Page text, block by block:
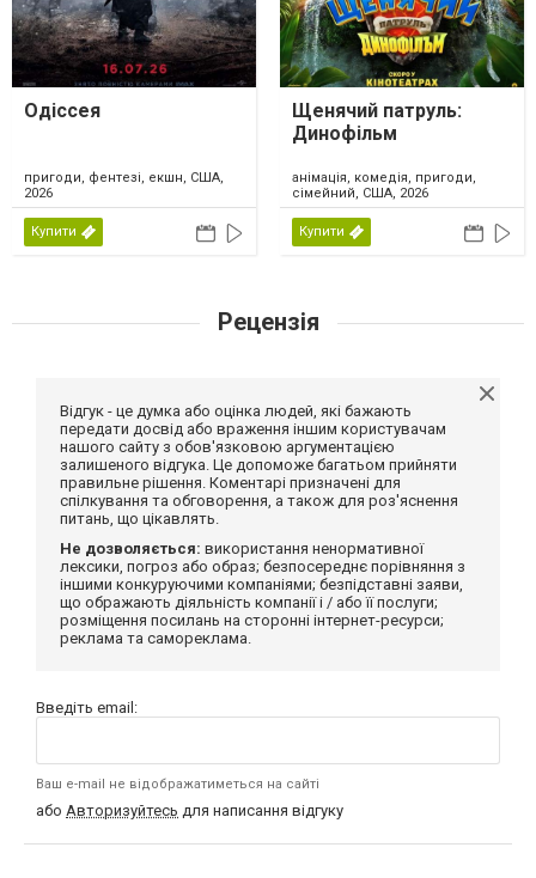
Одіссея
пригоди, фентезі, екшн, США,
2026
Купити
Щенячий патруль:
Динофільм
анімація, комедія, пригоди,
сімейний, США, 2026
Купити
Рецензія
Відгук - це думка або оцінка людей, які бажають
передати досвід або враження іншим користувачам
нашого сайту з обов'язковою аргументацією
залишеного відгука. Це допоможе багатьом прийняти
правильне рішення. Коментарі призначені для
спілкування та обговорення, а також для роз'яснення
питань, що цікавлять.
Не дозволяється: використання ненормативної
лексики, погроз або образ; безпосереднє порівняння з
іншими конкуруючими компаніями; безпідставні заяви,
що ображають діяльність компанії і / або її послуги;
розміщення посилань на сторонні інтернет-ресурси;
реклама та самореклама.
Введіть email:
Ваш e-mail не відображатиметься на сайті
або Авторизуйтесь для написання відгуку